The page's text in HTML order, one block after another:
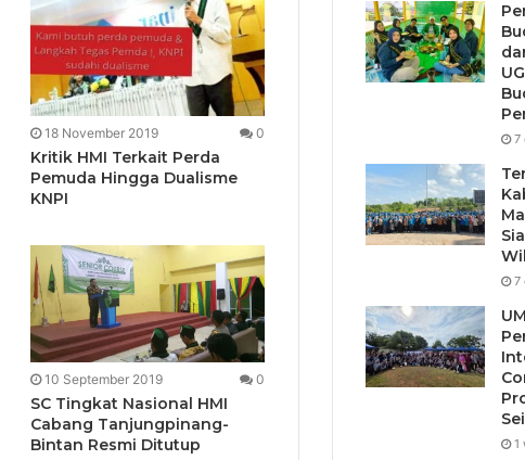
18 November 2019 0
Kritik HMI Terkait Perda
Pemuda Hingga Dualisme
KNPI
10 September 2019 0
SC Tingkat Nasional HMI
Cabang Tanjungpinang-
Bintan Resmi Ditutup
7
7
1